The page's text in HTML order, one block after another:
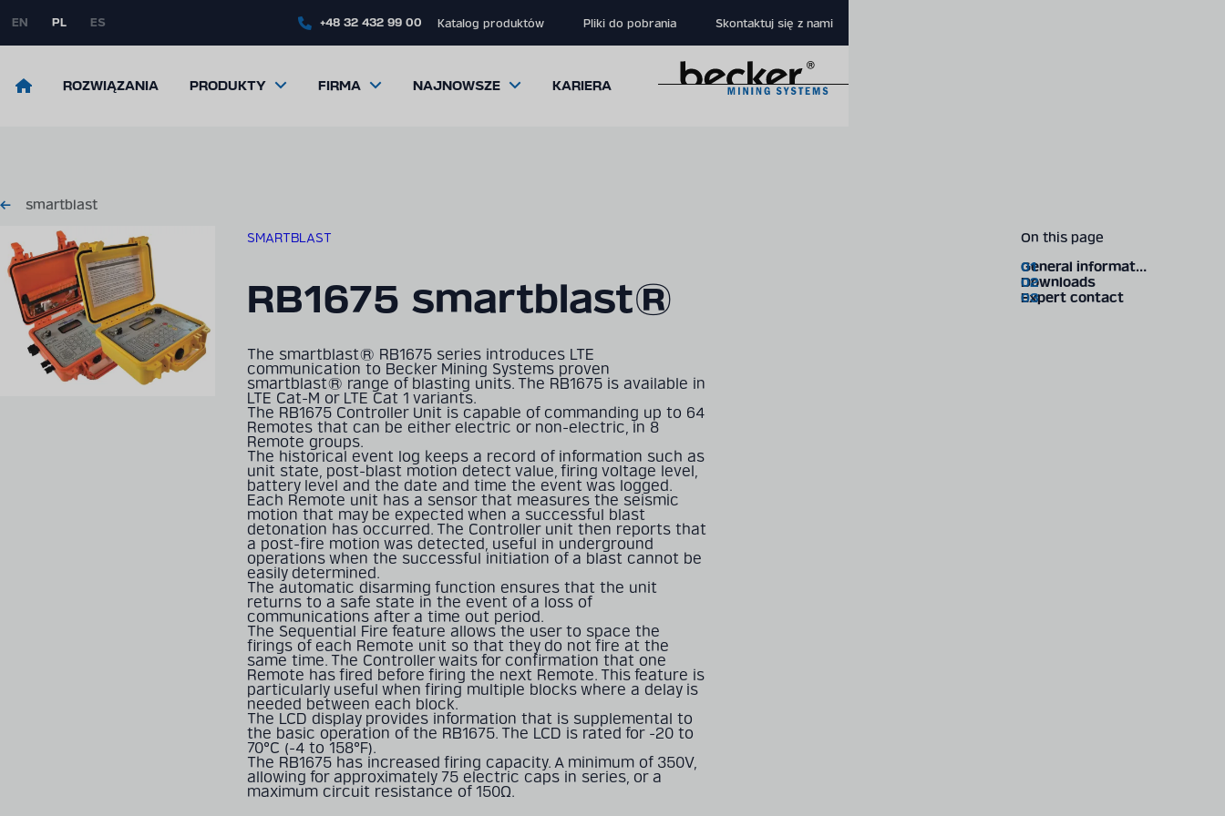
to
content
EN PL ES +48 32 432 99 00 Katalog produktów Pliki do pobrania Skontaktuj się z nami
ReturnROZWIĄZANIA PRODUKTY FIRMA NAJNOWSZE KARIERA
smartblast
On this page
General information
Downloads
Expert contact
SMARTBLAST
RB1675 smartblast®
The smartblast® RB1675 series introduces LTE
communication to Becker Mining Systems proven
smartblast® range of blasting units. The RB1675 is available in
LTE Cat-M or LTE Cat 1 variants.
The RB1675 Controller Unit is capable of commanding up to 64
Remotes that can be either electric or non-electric, in 8
Remote groups.
The historical event log keeps a record of information such as
unit state, post-blast motion detect value, firing voltage level,
battery level and the date and time the event was logged.
Each Remote unit has a sensor that measures the seismic
motion that may be expected when a successful blast
detonation has occurred. The Controller unit then reports that
a post-fire motion was detected, useful in underground
operations when the successful initiation of a blast cannot be
easily determined.
The automatic disarming function ensures that the unit
returns to a safe state in the event of a loss of
communications after a time out period.
The Sequential Fire feature allows the user to space the
firings of each Remote unit so that they do not fire at the
same time. The Controller waits for confirmation that one
Remote has fired before firing the next Remote. This feature is
particularly useful when firing multiple blocks where a delay is
needed between each block.
The LCD display provides information that is supplemental to
the basic operation of the RB1675. The LCD is rated for -20 to
70°C (-4 to 158°F).
The RB1675 has increased firing capacity. A minimum of 350V,
allowing for approximately 75 electric caps in series, or a
maximum circuit resistance of 150Ω.